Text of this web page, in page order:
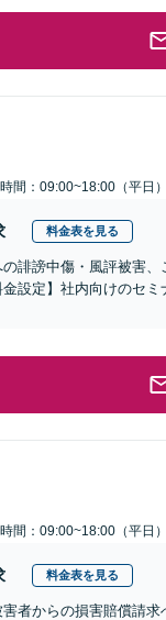
間：09:00~18:00（平日）
料金表を見る
誹謗中傷・風評被害
設定】社内向けのセミ
間：09:00~18:00（平日）
料金表を見る
者からの損害賠償請